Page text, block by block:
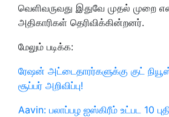
வெளிவருவது இதுவே முதல் முறை
அதிகாரிகள் தெரிவிக்கின்றனர்.
மேலும் படிக்க:
ரேஷன் அட்டைதாரர்களுக்கு குட்
சூப்பர் அறிவிப்பு!
Aavin: பலாப்பழ ஐஸ்கிரீம் உட்பட 10